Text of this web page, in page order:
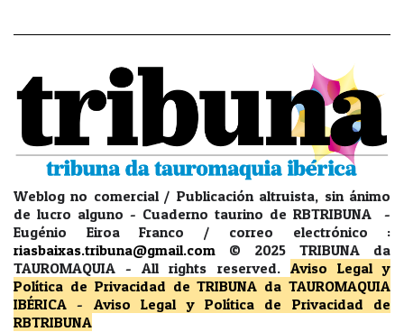
Weblog no comercial / Publicación altruista, sin ánimo
de lucro alguno - Cuaderno taurino de RBTRIBUNA -
Eugénio Eiroa Franco / correo electrónico :
riasbaixas.tribuna@gmail.com
© 2025 TRIBUNA da
TAUROMAQUIA -All rights reserved. Aviso Legal y
Política de Privacidad de TRIBUNA da TAUROMAQUIA
IBÉRICA - Aviso Legal y Política de Privacidad
de
RBTRIBUNA